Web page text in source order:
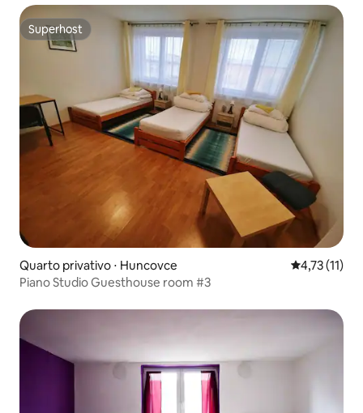
Superhost
Superhost
Quarto privativo ⋅ Huncovce 4,73 de uma
4,73 (11)
Piano Studio Guesthouse room #3